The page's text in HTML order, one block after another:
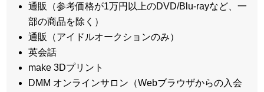
通販（参考価格が1万円以上のDVD/Blu-rayなど、一
部の商品を除く）
通販（アイドルオークションのみ）
英会話
make 3Dプリント
DMM オンラインサロン（Webブラウザからの入会